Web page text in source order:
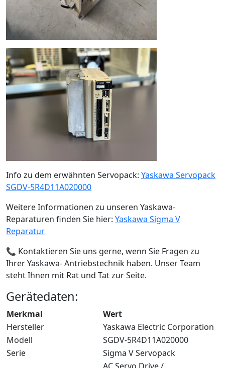
Info zu dem erwähnten Servopack: Yaskawa Servopack
SGDV-5R4D11A020000
Weitere Informationen zu unseren Yaskawa-
Reparaturen finden Sie hier: Yaskawa Sigma V
Reparatur
📞 Kontaktieren Sie uns gerne, wenn Sie Fragen zu
Ihrer Yaskawa- Antriebstechnik haben. Unser Team
steht Ihnen mit Rat und Tat zur Seite.
Gerätedaten:
Merkmal
Wert
Hersteller
Yaskawa Electric Corporation
Modell
SGDV-5R4D11A020000
Serie
Sigma V Servopack
AC Servo Drive /